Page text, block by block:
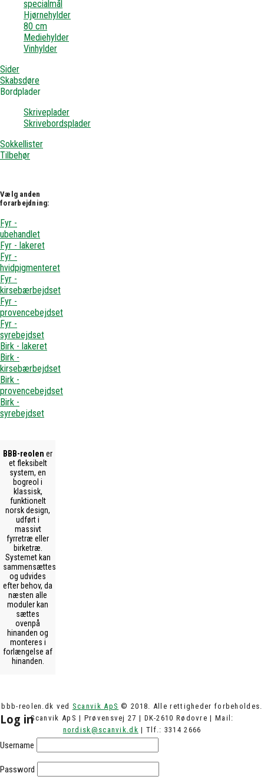
specialmål
Hjørnehylder
80 cm
Mediehylder
Vinhylder
Sider
Skabsdøre
Bordplader
Skriveplader
Skrivebordsplader
Sokkellister
Tilbehør
Vælg anden
forarbejdning:
Fyr -
ubehandlet
Fyr - lakeret
Fyr -
hvidpigmenteret
Fyr -
kirsebærbejdset
Fyr -
provencebejdset
Fyr -
syrebejdset
Birk - lakeret
Birk -
kirsebærbejdset
Birk -
provencebejdset
Birk -
syrebejdset
BBB-reolen er
et fleksibelt
system, en
bogreol i
klassisk,
funktionelt
norsk design,
udført i
massivt
fyrretræ eller
birketræ.
Systemet kan
sammensættes
og udvides
efter behov, da
næsten alle
moduler kan
sættes
ovenpå
hinanden og
monteres i
forlængelse af
hinanden.
bbb-reolen.dk ved Scanvik ApS © 2018. Alle rettigheder forbeholdes.
Scanvik ApS | Prøvensvej 27 | DK-2610 Rødovre | Mail:
nordisk@scanvik.dk | Tlf.: 3314 2666
Log in
Username
Password